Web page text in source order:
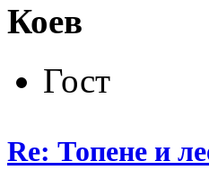
Коев
Гост
Re: Топене и